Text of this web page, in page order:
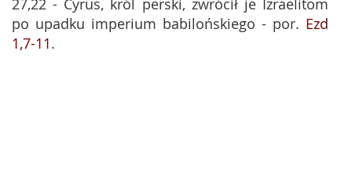
27,22 - Cyrus, król perski, zwrócił je Izraelitom
po upadku imperium babilońskiego - por. Ezd
1,7-11.